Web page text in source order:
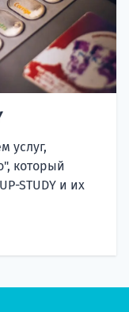
услуг,
который
STUDY и их